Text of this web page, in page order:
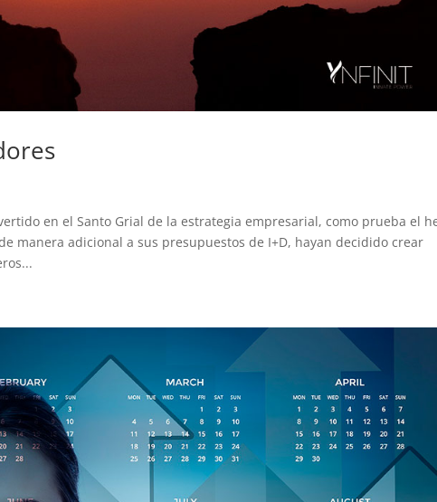
en el Santo Grial de la estrategia empresarial, como prueba el
manera adicional a sus presupuestos de I+D, hayan decidido crear